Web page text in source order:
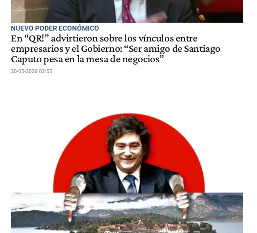
NUEVO PODER ECONÓMICO
En “QR!” advirtieron sobre los vínculos entre
empresarios y el Gobierno: “Ser amigo de Santiago
Caputo pesa en la mesa de negocios”
20-05-2026 02:55